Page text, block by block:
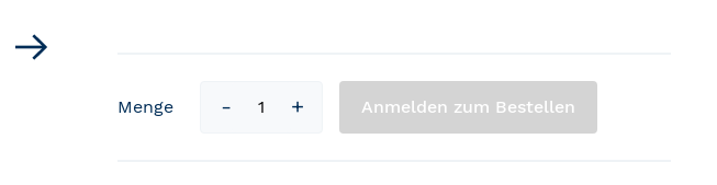
Menge Anmelden zum Bestellen